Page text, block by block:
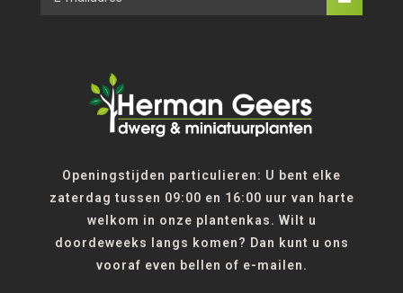
Openingstijden particulieren: U bent elke
zaterdag tussen 09:00 en 16:00 uur van harte
welkom in onze plantenkas. Wilt u
doordeweeks langs komen? Dan kunt u ons
vooraf even bellen of e-mailen.